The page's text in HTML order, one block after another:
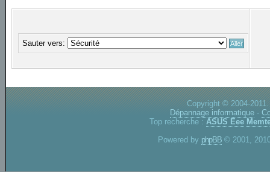
Sauter vers:
Copyright © 2004-
Dépannage informatique -
Top recherche : ASUS Eee
Powered by phpBB © 2001,